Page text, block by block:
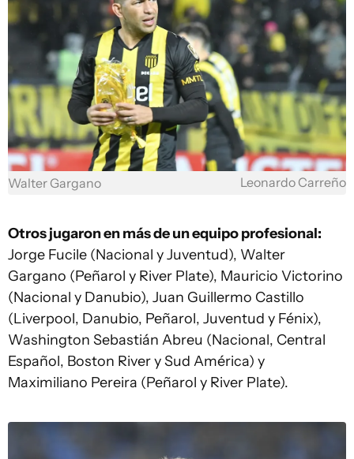
Walter Gargano Leonardo Carreño
Otros jugaron en más de un equipo profesional:
Jorge Fucile (Nacional y Juventud), Walter
Gargano (Peñarol y River Plate), Mauricio Victorino
(Nacional y Danubio), Juan Guillermo Castillo
(Liverpool, Danubio, Peñarol, Juventud y Fénix),
Washington Sebastián Abreu (Nacional, Central
Español, Boston River y Sud América) y
Maximiliano Pereira (Peñarol y River Plate).